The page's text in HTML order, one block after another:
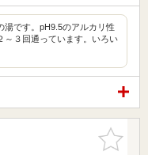
湯です。pH9.5のアルカリ性
～３回通っています。いろい
お気に入
りに追加